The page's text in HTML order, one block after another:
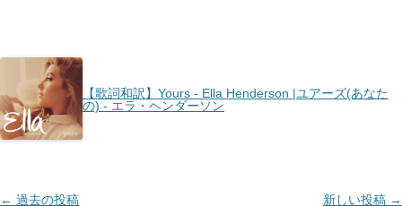
【歌詞和訳】Yours - Ella Henderson |ユアーズ(あなた
の) - エラ・ヘンダーソン
投
← 過去の投稿 新しい投稿 →